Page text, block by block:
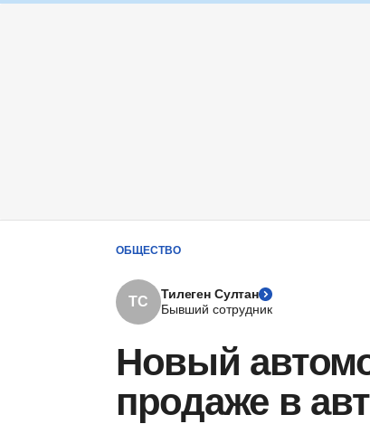
ОБЩЕСТВО
ТС
Тилеген Султан
Бывший сотрудник
Новый
продаже в